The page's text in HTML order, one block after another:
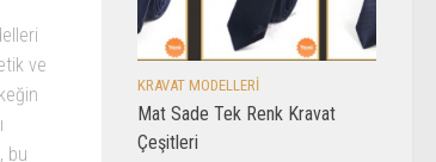
ve
bu
KRAVAT MODELLERI
Mat Sade Tek Renk Kravat
Çeşitleri